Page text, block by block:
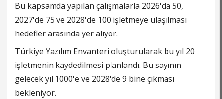
Bu kapsamda yapılan çalışmalarla 2026'da 50,
2027'de 75 ve 2028'de 100 işletmeye ulaşılması
hedefler arasında yer alıyor.
Türkiye Yazılım Envanteri oluşturularak bu yıl 20
işletmenin kaydedilmesi planlandı. Bu sayının
gelecek yıl 1000'e ve 2028'de 9 bine çıkması
bekleniyor.